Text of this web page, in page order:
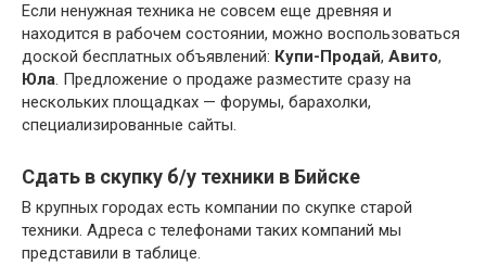
Если ненужная техника не совсем еще древняя и
находится в рабочем состоянии, можно воспользоваться
доской бесплатных объявлений: Купи-Продай, Авито,
Юла. Предложение о продаже разместите сразу на
нескольких площадках — форумы, барахолки,
специализированные сайты.
Сдать в скупку б/у техники в Бийске
В крупных городах есть компании по скупке старой
техники. Адреса с телефонами таких компаний мы
представили в таблице.